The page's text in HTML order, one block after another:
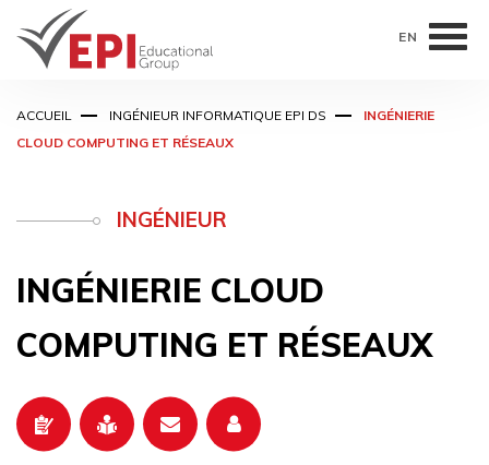
au
contenu
EN
INGÉNIEUR
ACCUEIL INGÉNIEUR INFORMATIQUE EPI DS
INGÉNIERIE
CLOUD COMPUTING ET RÉSEAUX
INGÉNIERIE CLOUD
COMPUTING ET RÉSEAUX